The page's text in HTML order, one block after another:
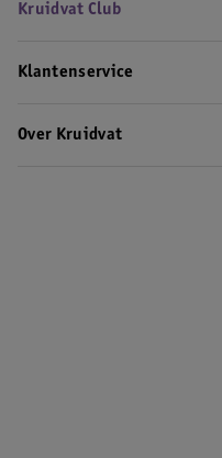
Kruidvat Club
Klantenservice
Over Kruidvat